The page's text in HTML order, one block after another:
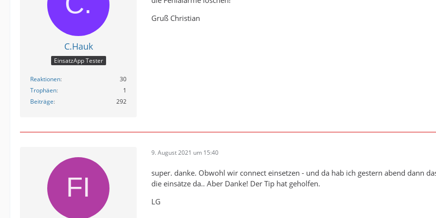
C.Hauk
EinsatzApp Tester
Reaktionen
30
Trophäen
1
Beiträge
292
Gruß Christian
9. August 2021 um 15:40
super. danke. Obwohl wir connect einsetzen - und da hab ich gestern abend dann
die einsätze da.. Aber Danke! Der Tip hat geholfen.
LG